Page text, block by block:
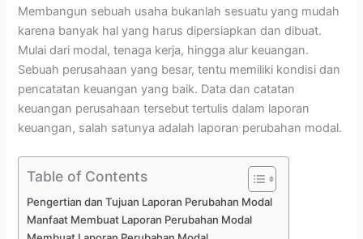
Membangun sebuah usaha bukanlah sesuatu yang mudah
karena banyak hal yang harus dipersiapkan dan dibuat.
Mulai dari modal, tenaga kerja, hingga alur keuangan.
Sebuah perusahaan yang besar, tentu memiliki kondisi dan
pencatatan keuangan yang baik. Data dan catatan
keuangan perusahaan tersebut tertulis dalam laporan
keuangan, salah satunya adalah laporan perubahan modal.
Table of Contents
Pengertian dan Tujuan Laporan Perubahan Modal
Manfaat Membuat Laporan Perubahan Modal